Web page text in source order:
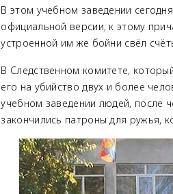
В этом учебном заведении
официальной версии, к этому
устроенной им же бойни свёл
В Следственном комитете,
его на убийство двух и более
учебном заведении людей, после
закончились патроны для ружья,